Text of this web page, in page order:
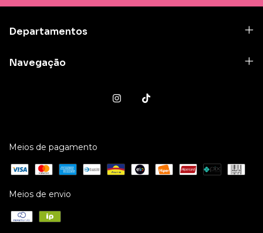
Departamentos
Navegação
Meios de pagamento
Meios de envio